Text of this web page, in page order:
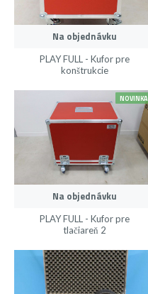
Na objednávku
PLAY FULL - Kufor pre
konštrukcie
NOVINKA
Na objednávku
PLAY FULL - Kufor pre
tlačiareň 2